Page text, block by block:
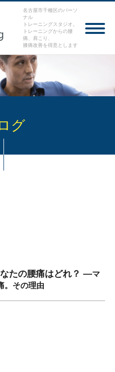
名古屋市千種区のパーソ
ナル
トレーニングスタジオ。
トレーニングからの腰
痛、肩こり、
膝痛改善を得意とします
グ
たの腰痛はどれ？ ―マ
。その理由